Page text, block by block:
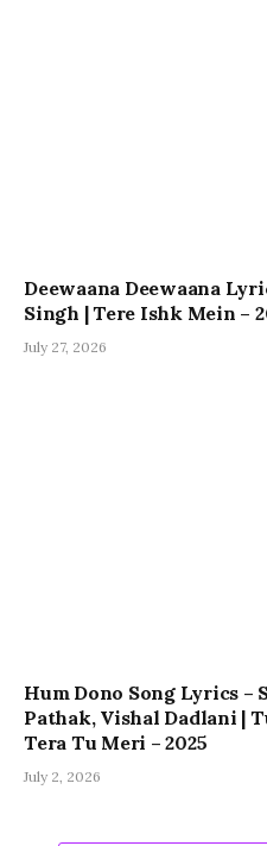
Deewaana Deewaana
Singh | Tere Ishk Mein –
July 27, 2026
Hum Dono Song Lyrics
Pathak, Vishal Dadlani |
Tera Tu Meri – 2025
July 2, 2026